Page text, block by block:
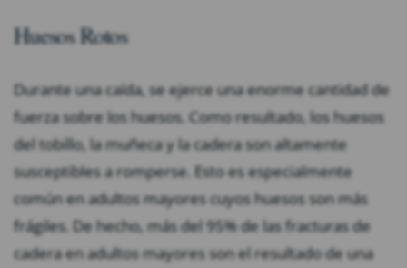
Huesos Rotos
Durante una caída, se ejerce una enorme cantidad de
fuerza sobre los huesos. Como resultado, los huesos
del tobillo, la muñeca y la cadera son altamente
susceptibles a romperse. Esto es especialmente
común en adultos mayores cuyos huesos son más
frágiles. De hecho, más del 95% de las fracturas de
cadera en adultos mayores son el resultado de una